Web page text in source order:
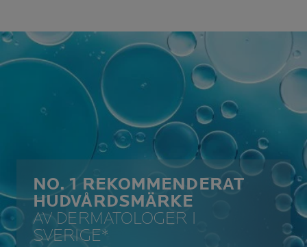
NO. 1 REKOMMENDERAT
HUDVÅRDSMÄRKE
AV DERMATOLOGER I
SVERIGE*